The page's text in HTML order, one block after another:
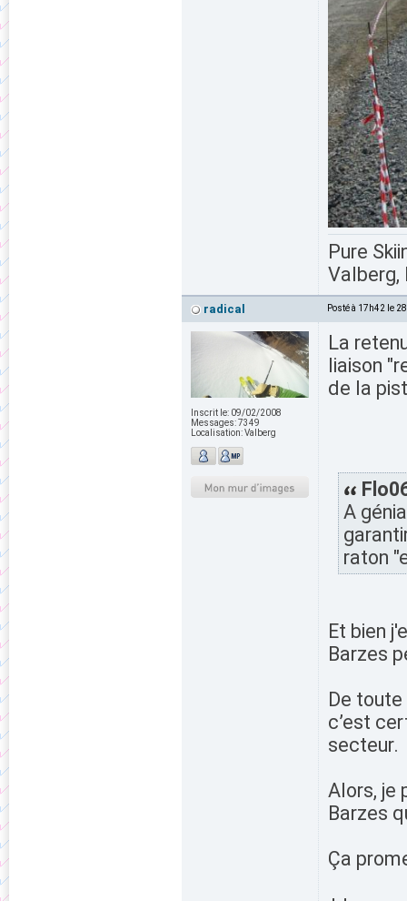
Pure
Valberg,
radical Posté à 17h42 le
Inscrit le: 09/02/2008
Messages:7349
Localisation:Valberg
La
liaison
de la
A
raton
Et bien
Barzes
De
c’est
secteur.
Alors, je
Barzes
Ça